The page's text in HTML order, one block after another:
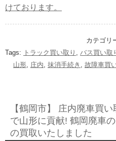
けております。
カテゴリ
Tags:
トラック買い取り バス買い取
山形 庄内 抹消手続き 故障車買
【鶴岡市】 庄内廃車買
で山形に貢献! 鶴岡廃車
の買取いたしました